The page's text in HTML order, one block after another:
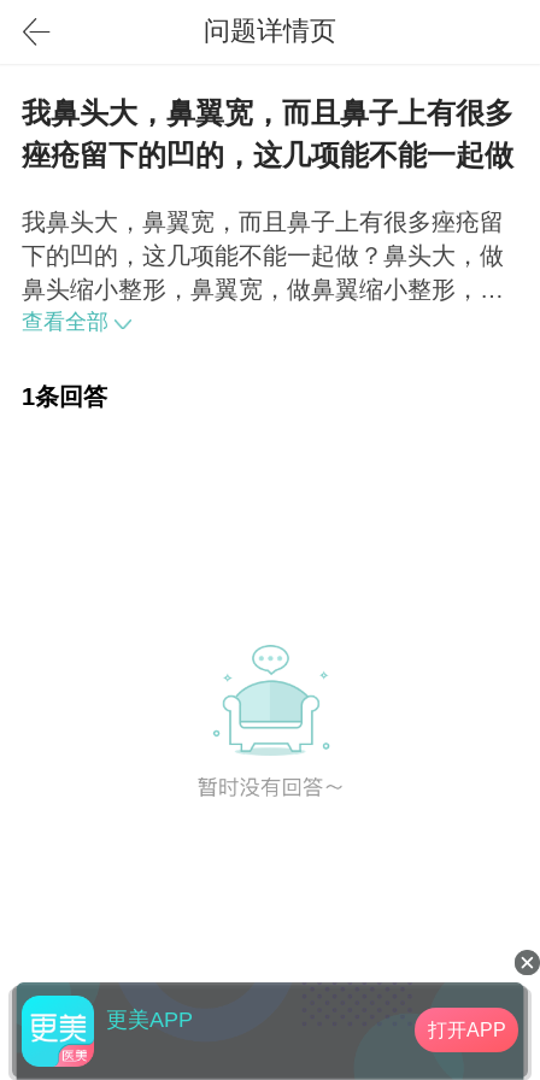
问题详情页
我鼻头大，鼻翼宽，而且鼻子上有很多
痤疮留下的凹的，这几项能不能一起做
我鼻头大，鼻翼宽，而且鼻子上有很多痤疮留
下的凹的，这几项能不能一起做？鼻头大，做
鼻头缩小整形，鼻翼宽，做鼻翼缩小整形，都
是可以改善的。至于鼻子上的痘印，坑坑问题
查看全部
1条回答
更美APP 打开APP